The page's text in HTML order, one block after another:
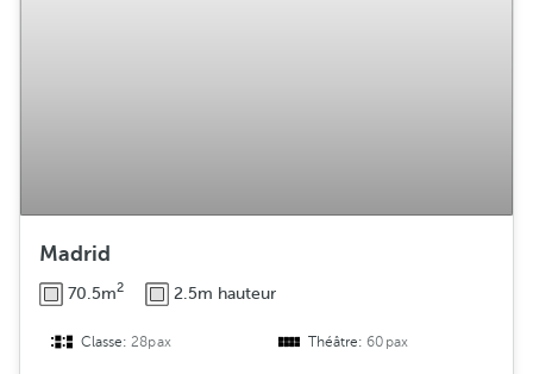
Madrid
70.5m2 2.5m hauteur
Classe:28pax Théâtre:60pax